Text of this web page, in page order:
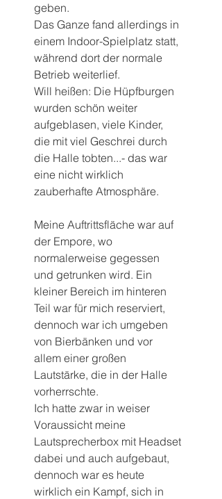
geben.
Das Ganze fand allerdings in
einem Indoor-Spielplatz statt,
während dort der normale
Betrieb weiterlief.
Will heißen: Die Hüpfburgen
wurden schön weiter
aufgeblasen, viele Kinder,
die mit viel Geschrei durch
die Halle tobten...- das war
eine nicht wirklich
zauberhafte Atmosphäre.
Meine Auftrittsfläche war auf
der Empore, wo
normalerweise gegessen
und getrunken wird. Ein
kleiner Bereich im hinteren
Teil war für mich reserviert,
dennoch war ich umgeben
von Bierbänken und vor
allem einer großen
Lautstärke, die in der Halle
vorherrschte.
Ich hatte zwar in weiser
Voraussicht meine
Lautsprecherbox mit Headset
dabei und auch aufgebaut,
dennoch war es heute
wirklich ein Kampf, sich in